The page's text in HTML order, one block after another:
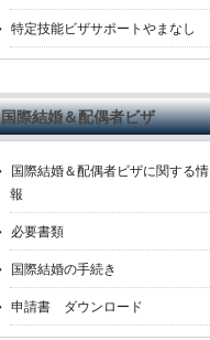
特定技能ビザサポートやまなし
国際結婚＆配偶者ビザ
国際結婚＆配偶者ビザに関する情
報
必要書類
国際結婚の手続き
申請書 ダウンロード